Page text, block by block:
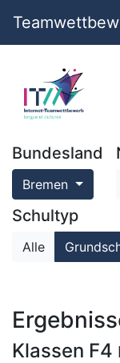
Bundesland
Bremen
Schultyp
Alle
Klassen F4